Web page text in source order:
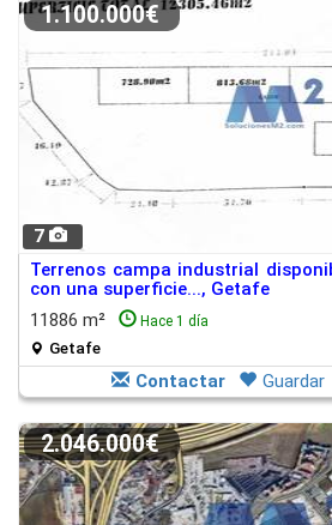
7
1.100.000€
Terrenos campa industrial
con una superficie..., Getafe
11886 m²
Hace 1 día
Getafe
Contactar Guardar
2.046.000€